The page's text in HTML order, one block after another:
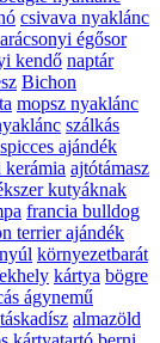
csivava nyaklánc
égősor
kendő naptár
Bichon
mopsz nyaklánc
szálkás
spicces ajándék
kerámia ajtótámasz
kutyáknak
francia bulldog
terrier ajándék
nyúl környezetbarát
kártya bögre
ágynemű
táskadísz almazöld